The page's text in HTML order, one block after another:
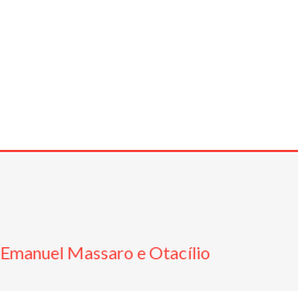
Emanuel Massaro e Otacílio